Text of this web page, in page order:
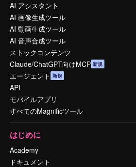
AI アシスタント
AI 画像生成ツール
AI 動画生成ツール
AI 音声合成ツール
ストックコンテンツ
Claude/ChatGPT向けMCP 新規
エージェント 新規
API
モバイルアプリ
すべてのMagnificツール
はじめに
Academy
ドキュメント